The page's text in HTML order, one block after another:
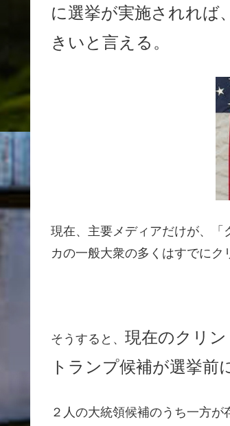
に選挙が実施されれば
きいと言える。
現在、主要メディアだけが、「
カの一般大衆の多くはすでにク
そうすると、 現在のクリ
トランプ候補が選挙前
２人の大統領候補のうち一方